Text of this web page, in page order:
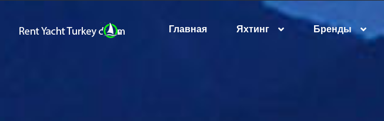
Главная Яхтинг Бренды